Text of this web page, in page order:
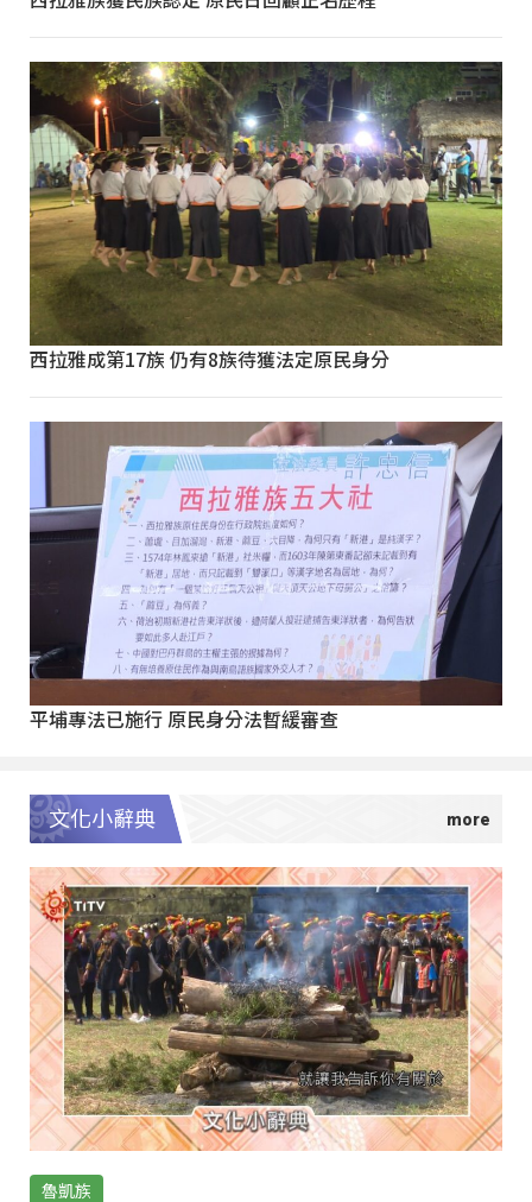
西拉雅成第17族 仍有8族待獲法定原民身分
平埔專法已施行 原民身分法暫緩審查
文化小辭典
魯凱族